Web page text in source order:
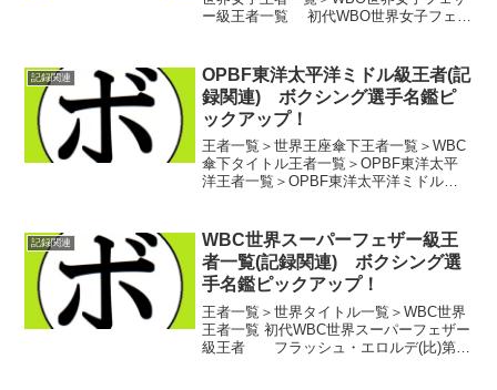
ー級王者一覧 初代WBO世界女子フェザ
ジャニーヌ・ガーサイド(カナ
ダ)第3代...
記録関連
OPBF東洋太平洋ミドル級王者(記
録関連) ボクシング選手名鑑ピ
ックアップ！
王者一覧＞世界王座傘下王者一覧＞WBC
傘下タイトル王者一覧＞OPBF東洋太平
洋王者一覧＞OPBF東洋太平洋ミドル級
太平洋ミドル級王者 ソムデス・ヨント
ラキ...
記録関連
WBC世界スーパーフェザー級王
者一覧(記録関連) ボクシング選
手名鑑ピックアップ！
王者一覧＞世界タイトル一覧＞WBC世界
王者一覧 初代WBC世界スーパーフェザー
級王者 フラッシュ・エロルデ(比)第2